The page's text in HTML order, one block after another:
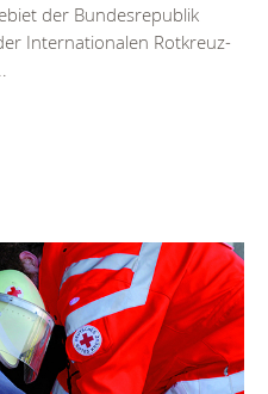
der Bundesrepublik
Internationalen Rotkreuz-